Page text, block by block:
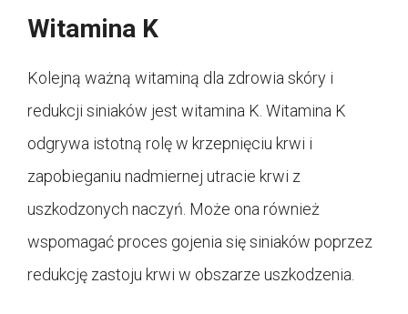
Witamina K
Kolejną ważną witaminą dla zdrowia skóry i
redukcji siniaków jest witamina K. Witamina K
odgrywa istotną rolę w krzepnięciu krwi i
zapobieganiu nadmiernej utracie krwi z
uszkodzonych naczyń. Może ona również
wspomagać proces gojenia się siniaków poprzez
redukcję zastoju krwi w obszarze uszkodzenia.